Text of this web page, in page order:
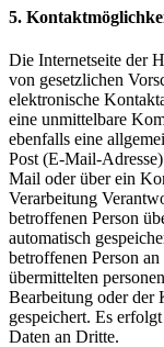
5.
Die Internetseite der
von gesetzlichen
elektronische
eine unmittelbare
ebenfalls eine
Post (E-Mail-
Mail oder über ein
Verarbeitung
betroffenen Person
automatisch
betroffenen Person
übermittelten
Bearbeitung oder der
gespeichert. Es
Daten an Dritte.